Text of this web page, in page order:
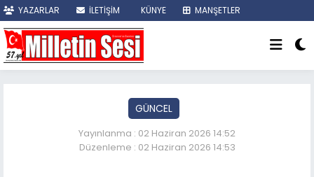
YAZARLAR İLETİŞİM KÜNYE
MANŞETLER
SON DAKİKA
GÜNCEL
Yayınlanma : 02 Haziran 2026 14:52
Düzenleme : 02 Haziran 2026 14:53